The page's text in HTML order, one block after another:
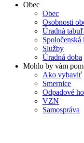
Obec
Obec
Osobnosti
Úradná
Spoločenská
Služby
Úradná doba
Mohlo by vám
Ako vybaviť
Smernice
Odpadové
VZN
Samospráva